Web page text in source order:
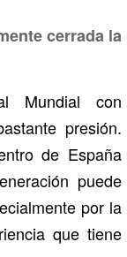
cerrada la
Mundial con
presión.
de España
puede
por la
que tiene